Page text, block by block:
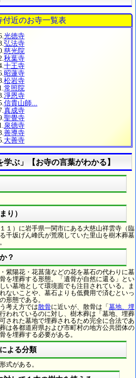
近のお寺一覧表
光徳寺
弘法寺
慈光院
秋葉寺
十王寺
昭蓮寺
松岩寺
常照院
淨恩寺
信貴山師...
真成寺
聖覺寺
泉德寺
善導寺
大善寺
学ぶ」【お寺の言葉がわかる】
り）
１）に岩手県一関市にある大慈山祥雲寺（臨
千坂げん峰氏が荒廃していた里山を樹木葬墓
？
紫陽花・花菖蒲などの花を墓石の代わりに墓
を埋葬する形態。「遺骨が自然に還る」とい
い墓地として環境面でも注目されている。ま
ないことや、墓石よりも低費用で済むといっ
形態である。
考え方では散骨に近いが、散骨は「 墓地、埋
われているのに対し、樹木葬は「墓地、埋葬
された墓地で埋葬されるため完全に合法であ
は各都道府県および市町村の地方公共団体の
を埋葬する必要がある。
よる分類
式がある。